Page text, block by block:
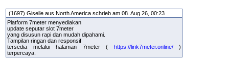
(1697) Giselle aus North America schrieb am 08. Aug 26, 00:23
Platform 7meter menyediakan
update seputar slot 7meter
yang disusun rapi dan mudah dipahami.
Tampilan ringan dan responsif
tersedia melalui halaman 7meter ( https://link7meter.online/)
terpercaya.